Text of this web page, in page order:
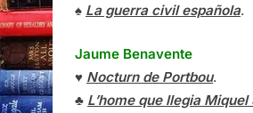
♠ La guerra civil española.
Jaume Benavente
♥ Nocturn de Portbou.
♣ L’home que llegia